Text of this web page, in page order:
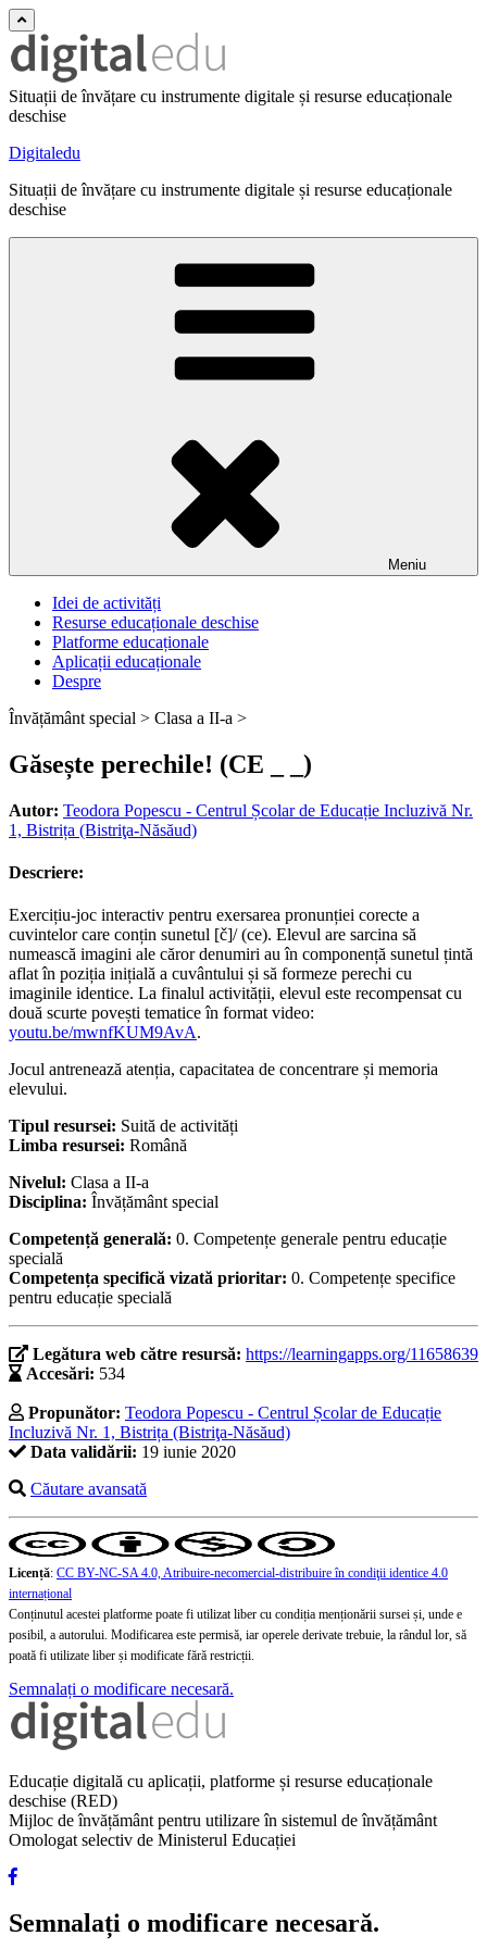
Situații de învățare cu instrumente digitale și resurse educaționale
deschise
Digitaledu
Situații de învățare cu instrumente digitale și resurse educaționale
deschise
Meniu
Idei de activități
Resurse educaționale deschise
Platforme educaționale
Aplicații educaționale
Despre
Învățământ special > Clasa a II-a >
Găsește perechile! (CE _ _)
Autor: Teodora Popescu - Centrul Școlar de Educație Incluzivă Nr.
1, Bistrița (Bistriţa-Năsăud)
Descriere:
Exercițiu-joc interactiv pentru exersarea pronunției corecte a
cuvintelor care conțin sunetul [č]/ (ce). Elevul are sarcina să
numească imagini ale căror denumiri au în componență sunetul țintă
aflat în poziția inițială a cuvântului și să formeze perechi cu
imaginile identice. La finalul activității, elevul este recompensat cu
două scurte povești tematice în format video:
youtu.be/mwnfKUM9AvA.
Jocul antrenează atenția, capacitatea de concentrare și memoria
elevului.
Tipul resursei: Suită de activități
Limba resursei: Română
Nivelul: Clasa a II-a
Disciplina: Învățământ special
Competență generală: 0. Competențe generale pentru educație
specială
Competența specifică vizată prioritar: 0. Competențe specifice
pentru educație specială
Legătura web către resursă: https://learningapps.org/11658639
Accesări: 534
Propunător: Teodora Popescu - Centrul Școlar de Educație
Incluzivă Nr. 1, Bistrița (Bistriţa-Năsăud)
Data validării: 19 iunie 2020
Căutare avansată
Licență: CC BY-NC-SA 4.0, Atribuire-necomercial-distribuire în condiţii identice 4.0
internațional
Conținutul acestei platforme poate fi utilizat liber cu condiția menționării sursei și, unde e
posibil, a autorului. Modificarea este permisă, iar operele derivate trebuie, la rândul lor, să
poată fi utilizate liber și modificate fără restricții.
Semnalați o modificare necesară.
Educație digitală cu aplicații, platforme și resurse educaționale
deschise (RED)
Mijloc de învățământ pentru utilizare în sistemul de învățământ
Omologat selectiv de Ministerul Educației
Semnalați o modificare necesară.